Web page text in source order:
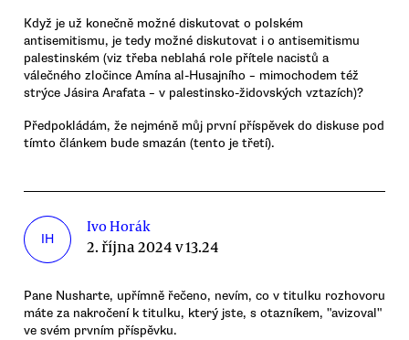
Když je už konečně možné diskutovat o polském
antisemitismu, je tedy možné diskutovat i o antisemitismu
palestinském (viz třeba neblahá role přítele nacistů a
válečného zločince Amína al-Husajního – mimochodem též
strýce Jásira Arafata – v palestinsko-židovských vztazích)?
Předpokládám, že nejméně můj první příspěvek do diskuse pod
tímto článkem bude smazán (tento je třetí).
IH
Ivo Horák
2. října 2024 v 13.24
Pane Nusharte, upřímně řečeno, nevím, co v titulku rozhovoru
máte za nakročení k titulku, který jste, s otazníkem, "avizoval"
ve svém prvním příspěvku.